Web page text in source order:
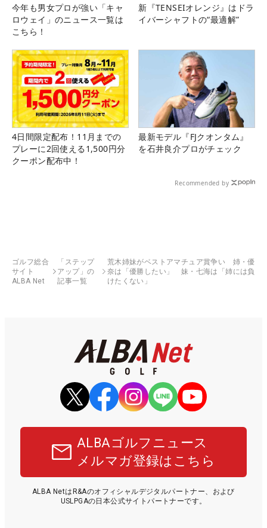
今年も男女プロが強い「キャ
ロウェイ」のニュース一覧は
こちら！
新『TENSEIオレンジ』はドラ
イバーシャフトの“最適解”
4日間限定配布！11月までの
プレーに2回使える1,500円分
クーポン配布中！
最新モデル『FJクオンタム』
を石井良介プロがチェック
Recommended by
ゴルフ総合
サイト
ALBA Net
「ステップ
アップ」の
記事一覧
荒木姉妹がベストアマチュア賞争い 姉・優
奈は「優勝したい」 妹・七海は「姉には負
けたくない」
ALBAゴルフニュース
メルマガ登録はこちら
ALBA NetはR&Aのオフィシャルデジタルパートナー、および
USLPGAの日本公式サイトパートナーです。